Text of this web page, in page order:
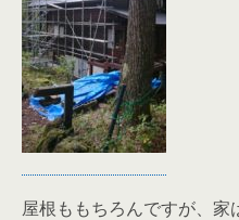
屋根ももちろんですが、